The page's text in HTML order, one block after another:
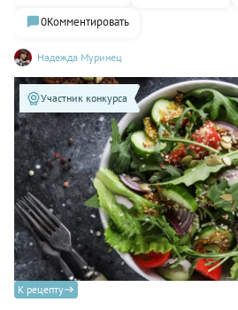
Надежда Муринец
0Комментировать
Участник конкурса
К рецепту